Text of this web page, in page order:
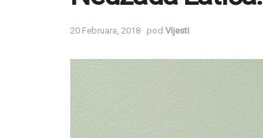
20 Februara, 2018 pod Vijesti